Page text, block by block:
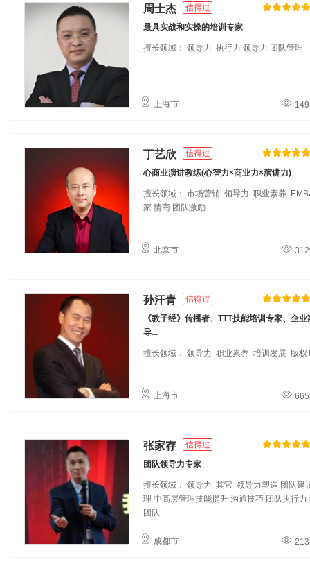
周士杰
信得过
最具实战和实操的培训专家
擅长领域： 领导力 执行力 领导力 团队管理
上海市
丁艺欣
信得过
心商业演讲教练(心智力×商业力×演讲力)
擅长领域： 市场营销 领导力 职业素养
家 情商 团队激励
北京市
孙汗青
信得过
《教子经》传播者、TTT技能培训专家、企业
导...
擅长领域： 领导力 职业素养 培训发展 版权
上海市
张家存
信得过
团队领导力专家
擅长领域： 领导力 其它 领导力塑造 团队建
理 中高层管理技能提升 沟通技巧 团队执行力
团队
成都市